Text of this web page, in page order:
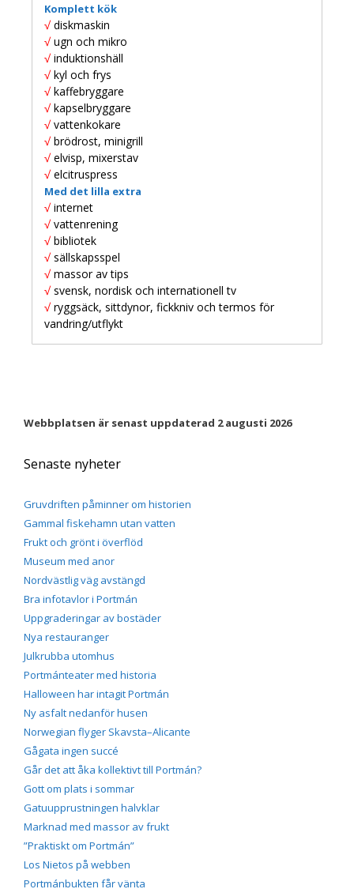
Komplett kök
√ diskmaskin
√ ugn och mikro
√ induktionshäll
√ kyl och frys
√ kaffebryggare
√ kapselbryggare
√ vattenkokare
√ brödrost, minigrill
√ elvisp, mixerstav
√ elcitruspress
Med det lilla extra
√ internet
√ vattenrening
√ bibliotek
√ sällskapsspel
√ massor av tips
√ svensk, nordisk och internationell tv
√ ryggsäck, sittdynor, fickkniv och termos för
vandring/utflykt
Webbplatsen är senast uppdaterad 2 augusti 2026
Senaste nyheter
Gruvdriften påminner om historien
Gammal fiskehamn utan vatten
Frukt och grönt i överflöd
Museum med anor
Nordvästlig väg avstängd
Bra infotavlor i Portmán
Uppgraderingar av bostäder
Nya restauranger
Julkrubba utomhus
Portmánteater med historia
Halloween har intagit Portmán
Ny asfalt nedanför husen
Norwegian flyger Skavsta–Alicante
Gågata ingen succé
Går det att åka kollektivt till Portmán?
Gott om plats i sommar
Gatuupprustningen halvklar
Marknad med massor av frukt
”Praktiskt om Portmán”
Los Nietos på webben
Portmánbukten får vänta